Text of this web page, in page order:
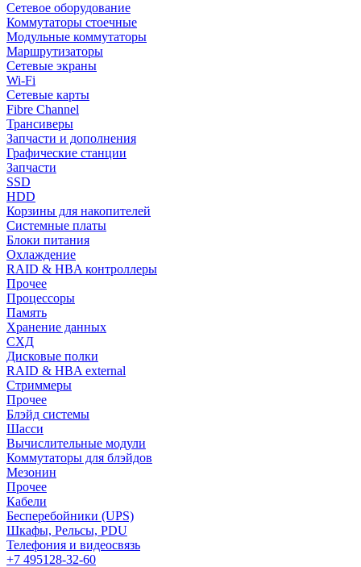
Сетевое оборудование
Коммутаторы стоечные
Модульные коммутаторы
Маршрутизаторы
Сетевые экраны
Wi-Fi
Сетевые карты
Fibre Channel
Трансиверы
Запчасти и дополнения
Графические станции
Запчасти
SSD
HDD
Корзины для накопителей
Системные платы
Блоки питания
Охлаждение
RAID & HBA контроллеры
Прочее
Процессоры
Память
Хранение данных
СХД
Дисковые полки
RAID & HBA external
Стриммеры
Прочее
Блэйд системы
Шасси
Вычислительные модули
Коммутаторы для блэйдов
Мезонин
Прочее
Кабели
Бесперебойники (UPS)
Шкафы, Рельсы, PDU
Телефония и видеосвязь
+7 495128-32-60